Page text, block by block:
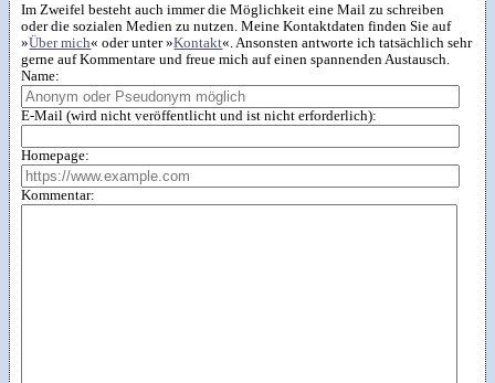
Im Zweifel besteht auch immer die Möglichkeit eine Mail zu schreiben
oder die sozialen Medien zu nutzen. Meine Kontaktdaten finden Sie auf
»Über mich« oder unter »Kontakt«. Ansonsten antworte ich tatsächlich sehr
gerne auf Kommentare und freue mich auf einen spannenden Austausch.
Name:
E-Mail (wird nicht veröffentlicht und ist nicht erforderlich):
Homepage:
Kommentar: